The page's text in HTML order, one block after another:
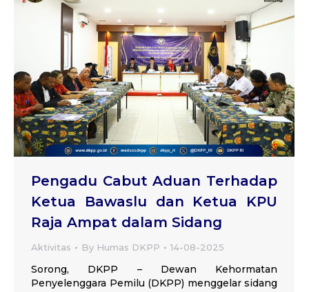
Pengadu Cabut Aduan Terhadap
Ketua Bawaslu dan Ketua KPU
Raja Ampat dalam Sidang
Aktivitas By Humas DKPP 14-08-2025
Sorong, DKPP – Dewan Kehormatan
Penyelenggara Pemilu (DKPP) menggelar sidang